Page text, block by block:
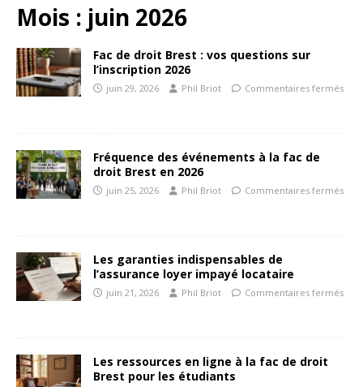
Mois : juin 2026
Fac de droit Brest : vos questions sur
l’inscription 2026
juin 29, 2026 Phil Briot Commentaires fermés
Fréquence des événements à la fac de
droit Brest en 2026
juin 25, 2026 Phil Briot Commentaires fermés
Les garanties indispensables de
l’assurance loyer impayé locataire
juin 21, 2026 Phil Briot Commentaires fermés
Les ressources en ligne à la fac de droit
Brest pour les étudiants